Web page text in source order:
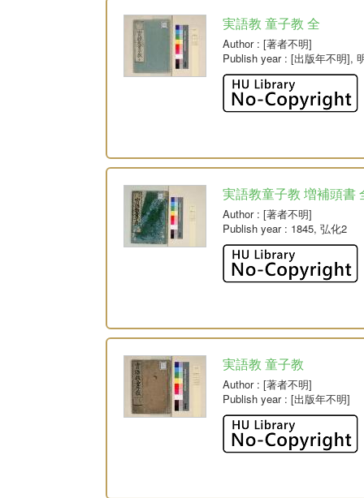
実語教 童子教 全
Author: [著者不明]
Publish year: [出版年不明],
実語教童子教 増補頭書
Author: [著者不明]
Publish year: 1845, 弘化2
実語教 童子教
Author: [著者不明]
Publish year: [出版年不明]